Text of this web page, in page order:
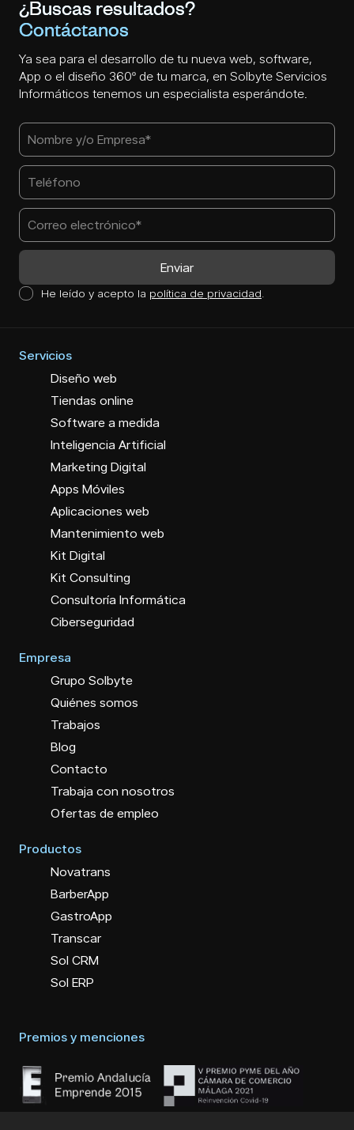
¿Buscas resultados?
Contáctanos
Ya sea para el desarrollo de tu nueva web, software,
App o el diseño 360º de tu marca, en Solbyte Servicios
Informáticos tenemos un especialista esperándote.
He leído y acepto la política de privacidad
Servicios
Diseño web
Tiendas online
Software a medida
Inteligencia Artificial
Marketing Digital
Apps Móviles
Aplicaciones web
Mantenimiento web
Kit Digital
Kit Consulting
Consultoría Informática
Ciberseguridad
Empresa
Grupo Solbyte
Quiénes somos
Trabajos
Blog
Contacto
Trabaja con nosotros
Ofertas de empleo
Productos
Novatrans
BarberApp
GastroApp
Transcar
Sol CRM
Sol ERP
Premios y menciones